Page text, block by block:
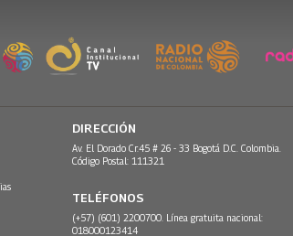
DIRECCIÓN
Av. El Dorado Cr.45 # 26 - 33 Bogotá D.C. Colombia.
Código Postal: 111321
TELÉFONOS
(+57) (601) 2200700. Línea gratuita nacional:
018000123414